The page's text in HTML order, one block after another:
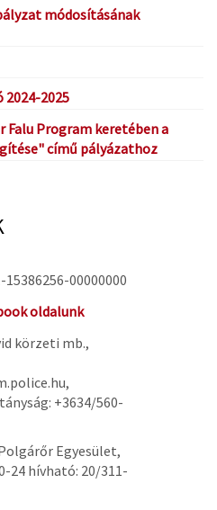
módosításának
2025
Falu Program keretében a
című pályázathoz
15386256-00000000
oldalunk
körzeti mb.,
+3634/560-
Egyesület,
24 hívható: 20/311-